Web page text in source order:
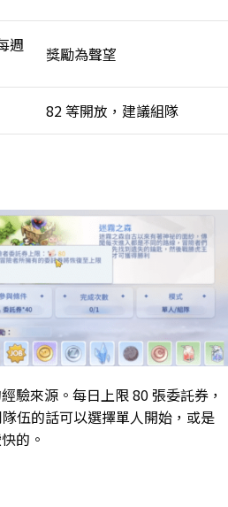
週
獎勵為聲望
82 等開放，建議組隊
驗來源。每日上限 80 張委託券，
伍的話可以選擇單人開始，或是
的。